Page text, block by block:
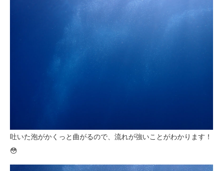
吐いた泡がかくっと曲がるので、流れが強いことがわかります！
😳